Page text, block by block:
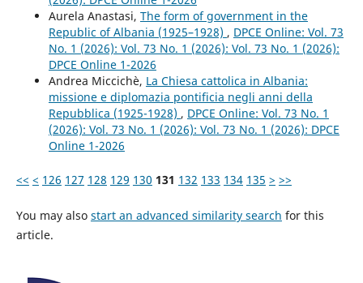
Aurela Anastasi, The form of government in the
Republic of Albania (1925–1928) , DPCE Online: Vol. 73
No. 1 (2026): Vol. 73 No. 1 (2026): Vol. 73 No. 1 (2026):
DPCE Online 1-2026
Andrea Miccichè, La Chiesa cattolica in Albania:
missione e diplomazia pontificia negli anni della
Repubblica (1925-1928) , DPCE Online: Vol. 73 No. 1
(2026): Vol. 73 No. 1 (2026): Vol. 73 No. 1 (2026): DPCE
Online 1-2026
<< < 126 127 128 129 130 131 132 133 134 135 > >>
You may also start an advanced similarity search for this
article.